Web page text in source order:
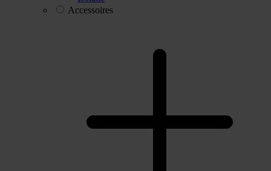
Accessoires